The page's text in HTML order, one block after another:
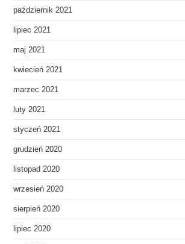
październik 2021
lipiec 2021
maj 2021
kwiecień 2021
marzec 2021
luty 2021
styczeń 2021
grudzień 2020
listopad 2020
wrzesień 2020
sierpień 2020
lipiec 2020